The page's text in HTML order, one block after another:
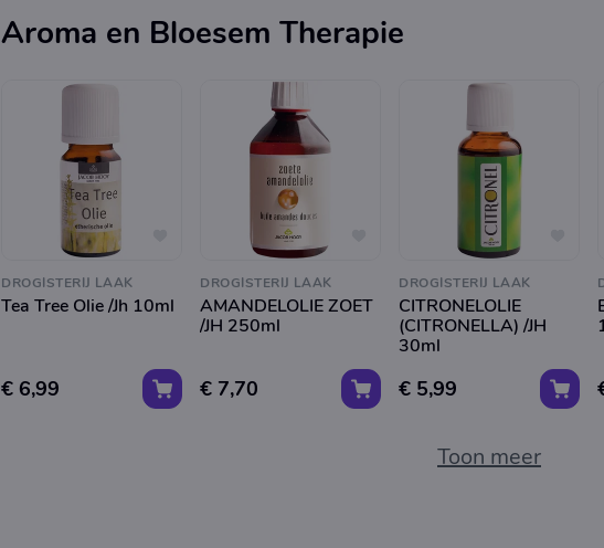
Aroma en Bloesem Therapie
DROGISTERIJ LAAK
Tea Tree Olie /Jh 10ml
€ 6,99
DROGISTERIJ LAAK
AMANDELOLIE ZOET
/JH 250ml
€ 7,70
DROGISTERIJ LAAK
CITRONELOLIE
(CITRONELLA) /JH
30ml
€ 5,99
Toon meer